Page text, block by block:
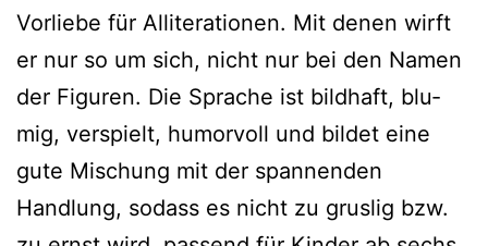
Vorliebe für Alliterationen. Mit denen wirft
er nur so um sich, nicht nur bei den Namen
der Figuren. Die Sprache ist bild­haft, blu­
mig, ver­spielt, humor­voll und bil­det eine
gute Mischung mit der span­nen­den
Handlung, sodass es nicht zu grus­lig bzw.